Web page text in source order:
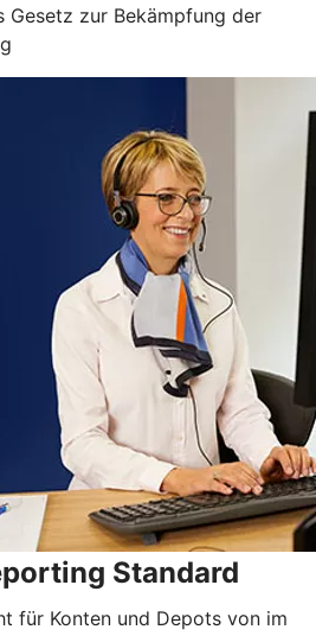
Gesetz zur Bekämpfung der
Standard
für Konten und Depots von im